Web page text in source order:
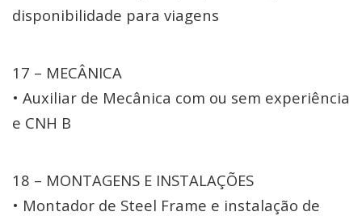
disponibilidade para viagens
17 – MECÂNICA
• Auxiliar de Mecânica com ou sem experiência
e CNH B
18 – MONTAGENS E INSTALAÇÕES
• Montador de Steel Frame e instalação de